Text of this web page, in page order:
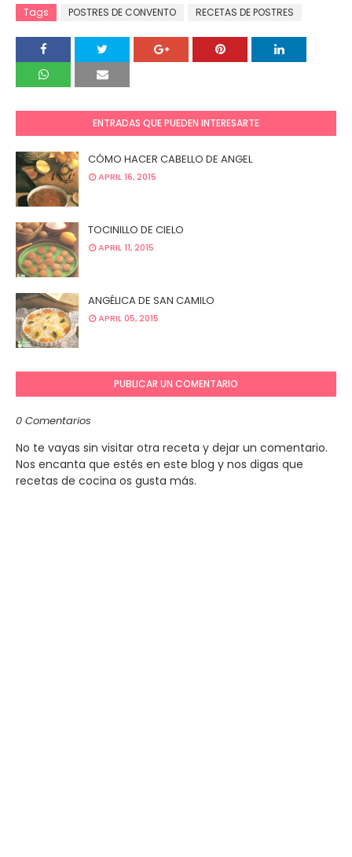
Tags POSTRES DE CONVENTO RECETAS DE POSTRES
ENTRADAS QUE PUEDEN INTERESARTE
CÓMO HACER CABELLO DE ANGEL
APRIL 16, 2015
TOCINILLO DE CIELO
APRIL 11, 2015
ANGÉLICA DE SAN CAMILO
APRIL 05, 2015
PUBLICAR UN COMENTARIO
0 Comentarios
No te vayas sin visitar otra receta y dejar un comentario.
Nos encanta que estés en este blog y nos digas que
recetas de cocina os gusta más.